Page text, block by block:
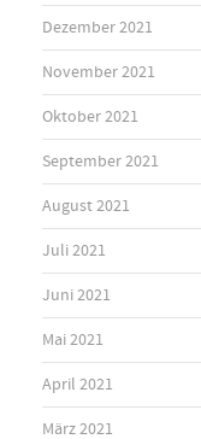
Dezember 2021
November 2021
Oktober 2021
September 2021
August 2021
Juli 2021
Juni 2021
Mai 2021
April 2021
März 2021